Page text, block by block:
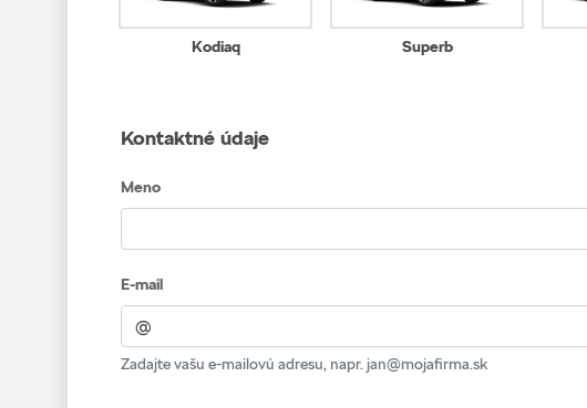
Kodiaq Superb
Kontaktné údaje
Meno
E-mail
Zadajte vašu e-mailovú adresu, napr. jan@mojafirma.sk